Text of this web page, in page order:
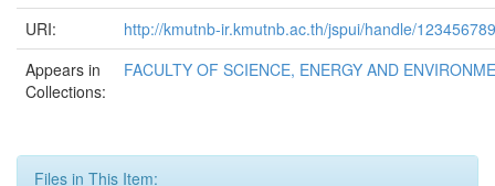
URI:
http://kmutnb-ir.kmutnb.ac.th/jspui/handle/
Appears in
Collections:
FACULTY OF SCIENCE, ENERGY AND
Files in This Item: